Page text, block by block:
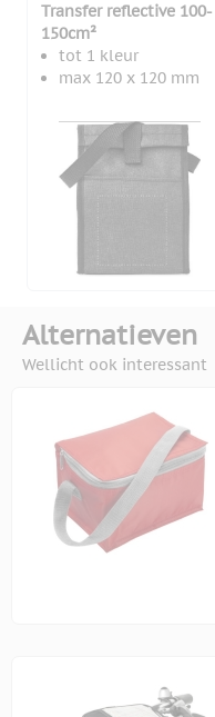
Transfer reflective 100-
150cm²
tot 1 kleur
max 120 x 120 mm
Alternatieven
Wellicht ook interessant